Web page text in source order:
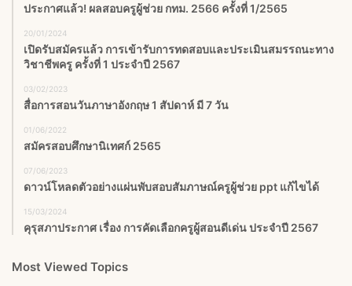
ประกาศแล้ว! ผลสอบครูผู้ช่วย กทม. 2566 ครั้งที่ 1/2565
20/01/2024
เปิดรับสมัครแล้ว การเข้ารับการทดสอบและประเมินสมรรถนะทาง
วิชาชีพครู ครั้งที่ 1 ประจำปี 2567
03/02/2023
สื่อการสอนวันภาษาอังกฤษ 1 สัปดาห์ มี 7 วัน
01/06/2022
สมัครสอบศึกษานิเทศก์ 2565
07/06/2023
ดาวน์โหลดตัวอย่างแผ่นพับสอบสัมภาษณ์ครูผู้ช่วย ppt แก้ไขได้
15/03/2024
คุรุสภาประกาศ เรื่อง การคัดเลือกครูผู้สอนดีเด่น ประจำปี 2567
Most Viewed Topics